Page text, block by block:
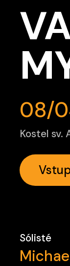
08/
Kostel sv.
Sólisté